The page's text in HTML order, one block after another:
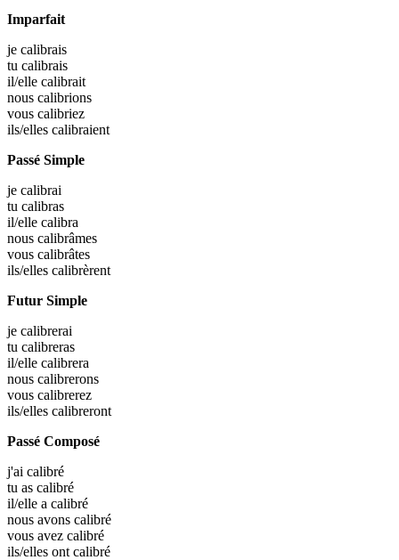
Imparfait
je calibrais
tu calibrais
il/elle calibrait
nous calibrions
vous calibriez
ils/elles calibraient
Passé Simple
je calibrai
tu calibras
il/elle calibra
nous calibrâmes
vous calibrâtes
ils/elles calibrèrent
Futur Simple
je calibrerai
tu calibreras
il/elle calibrera
nous calibrerons
vous calibrerez
ils/elles calibreront
Passé Composé
j'ai calibré
tu as calibré
il/elle a calibré
nous avons calibré
vous avez calibré
ils/elles ont calibré